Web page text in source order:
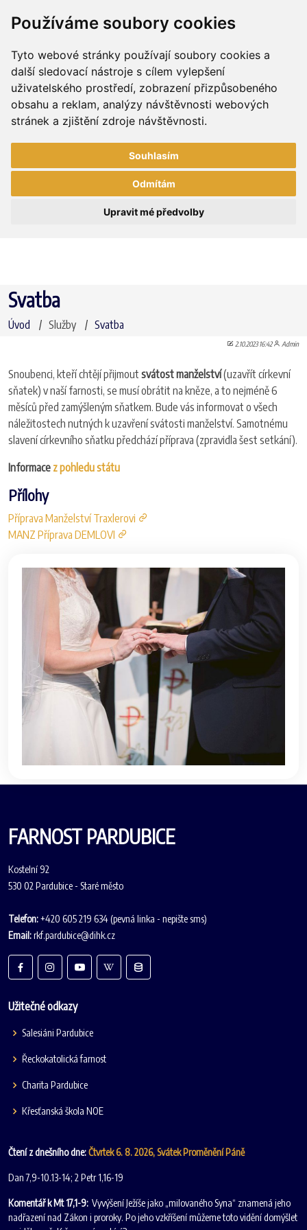
Používáme soubory cookies
Tyto webové stránky používají soubory cookies a
další sledovací nástroje s cílem vylepšení
uživatelského prostředí, zobrazení přizpůsobeného
obsahu a reklam, analýzy návštěvnosti webových
stránek a zjištění zdroje návštěvnosti.
Souhlasím
Odmítám
Upravit mé předvolby
Svatba
Úvod Služby Svatba
2.10.2023 16:42 Admin
Snoubenci, kteří chtějí přijmout svátost manželství(uzavřít církevní
sňatek) v naší farnosti, se musí obrátit na kněze, a to nejméně 6
měsíců před zamýšleným sňatkem. Bude vás informovat o všech
náležitostech nutných k uzavření svátosti manželství. Samotnému
slavení církevního sňatku předchází příprava (zpravidla šest setkání).
Informace z pohledu státu
Přílohy
Příprava Manželství Traxlerovi
MANZ Příprava DEMLOVI
FARNOST PARDUBICE
Kostelní 92
530 02 Pardubice - Staré město
Telefon:+420 605 219 634 (pevná linka - nepište sms)
Email:rkf.pardubice@dihk.cz
Užitečné odkazy
Salesiáni Pardubice
Řeckokatolická farnost
Charita Pardubice
Křesťanská škola NOE
Čtení z dnešního dne:Čtvrtek 6. 8. 2026, Svátek Proměnění Páně
Dan 7,9-10.13-14; 2 Petr 1,16-19
Komentář k Mt 17,1-9: Vyvýšení Ježíše jako „milovaného Syna“ znamená jeho
nadřazení nad Zákon i proroky. Po jeho vzkříšení můžeme toto vidění domýšlet